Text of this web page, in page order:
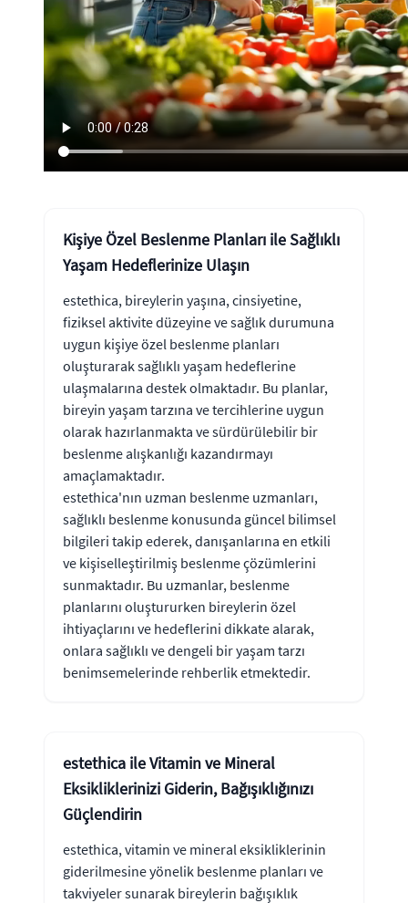
Kişiye Özel Beslenme Planları ile Sağlıklı
Yaşam Hedeflerinize Ulaşın
estethica, bireylerin yaşına, cinsiyetine,
fiziksel aktivite düzeyine ve sağlık durumuna
uygun kişiye özel beslenme planları
oluşturarak sağlıklı yaşam hedeflerine
ulaşmalarına destek olmaktadır. Bu planlar,
bireyin yaşam tarzına ve tercihlerine uygun
olarak hazırlanmakta ve sürdürülebilir bir
beslenme alışkanlığı kazandırmayı
amaçlamaktadır.
estethica'nın uzman beslenme uzmanları,
sağlıklı beslenme konusunda güncel bilimsel
bilgileri takip ederek, danışanlarına en etkili
ve kişiselleştirilmiş beslenme çözümlerini
sunmaktadır. Bu uzmanlar, beslenme
planlarını oluştururken bireylerin özel
ihtiyaçlarını ve hedeflerini dikkate alarak,
onlara sağlıklı ve dengeli bir yaşam tarzı
benimsemelerinde rehberlik etmektedir.
estethica ile Vitamin ve Mineral
Eksikliklerinizi Giderin, Bağışıklığınızı
Güçlendirin
estethica, vitamin ve mineral eksikliklerinin
giderilmesine yönelik beslenme planları ve
takviyeler sunarak bireylerin bağışıklık